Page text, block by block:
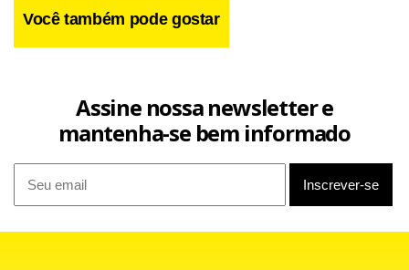
Você também pode gostar
Assine nossa newsletter e
mantenha-se bem informado